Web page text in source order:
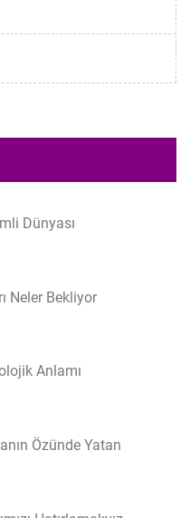
Dünyası
Neler Bekliyor
Anlamı
Özünde Yatan